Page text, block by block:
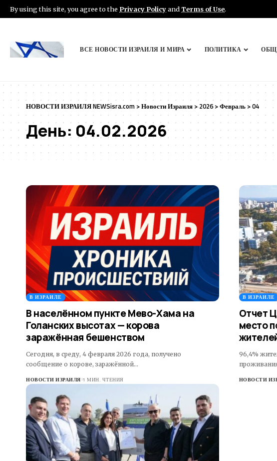
By using this site, you agree to the Privacy Policyand Terms of Use.
ВСЕ НОВОСТИ ИЗРАИЛЯ И МИРА ПОЛИТИКА
НОВОСТИ ИЗРАИЛЯ NEWSisra.com >Новости Израиля >2026>Февраль >04
День: 04.02.2026
В ИЗРАИЛЕ
В населённом пункте Мево-Хама на
Голанских высотах — корова
заражённая бешенством
Сегодня, в среду, 4 февраля 2026 года, получено
сообщение о корове, заражённой…
НОВОСТИ ИЗРАИЛЯ 1 МИН. ЧТЕНИЯ
В ИЗРАИЛЕ
Отчет
место
96,4%
НОВОСТИ